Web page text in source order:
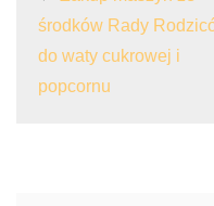
środków Rady
do waty cukrowej i
popcornu